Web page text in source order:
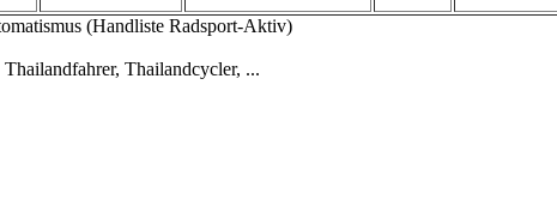
(Handliste Radsport-Aktiv)
Thailandcycler, ...